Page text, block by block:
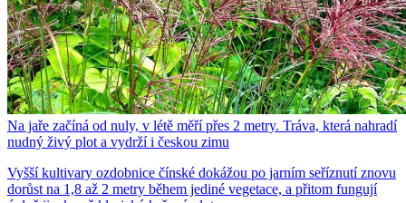
Na jaře začíná od nuly, v létě měří přes 2 metry. Tráva, která nahradí
nudný živý plot a vydrží i českou zimu
Vyšší kultivary ozdobnice čínské dokážou po jarním seříznutí znovu
dorůst na 1,8 až 2 metry během jediné vegetace, a přitom fungují